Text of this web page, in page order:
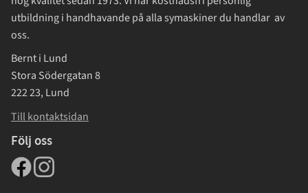
utbildning i handhavande på alla symaskiner du handlar av
oss.
Bernt i Lund
Stora Södergatan 8
222 23, Lund
Till kontaktsidan
Följ oss